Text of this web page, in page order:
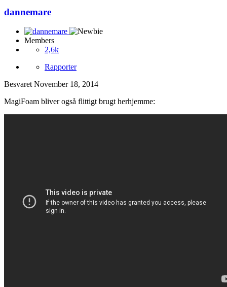
dannemare
Members
2,6k
Rapporter
BesvaretNovember 18, 2014
MagiFoam bliver også flittigt brugt herhjemme: